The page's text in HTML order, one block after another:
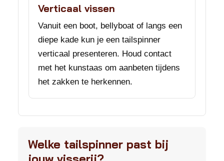
Verticaal vissen
Vanuit een boot, bellyboat of langs een
diepe kade kun je een tailspinner
verticaal presenteren. Houd contact
met het kunstaas om aanbeten tijdens
het zakken te herkennen.
Welke tailspinner past bij